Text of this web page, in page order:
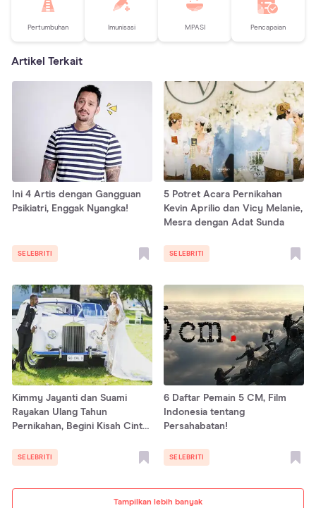
Pertumbuhan Imunisasi MPASI Pencapaian
Artikel Terkait
Tampilkan lebih banyak
Ini 4 Artis dengan Gangguan
Psikiatri, Enggak Nyangka!
SELEBRITI
5 Potret Acara Pernikahan
Kevin Aprilio dan Vicy Melanie,
Mesra dengan Adat Sunda
SELEBRITI
Kimmy Jayanti dan Suami
Rayakan Ulang Tahun
Pernikahan, Begini Kisah Cinta
Perjuangan
SELEBRITI
6 Daftar Pemain 5 CM, Film
Indonesia tentang
Persahabatan!
SELEBRITI